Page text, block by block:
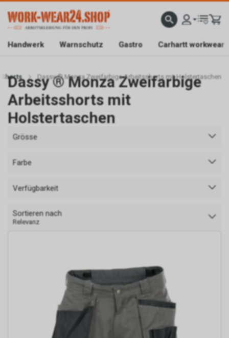
AB CHF 200.- FACHGESCHÄFT IN BAAR/ZG SICHER EINKAUFEN
Handwerk Warnschutz Gastro Carhartt workwear
Dassy ® Monza Zweifarbige Arbeitsshorts mit Holstertaschen
Dassy ® Monza Zweifarbige
Arbeitsshorts mit
Holstertaschen
Grösse
Farbe
Verfügbarkeit
Sortieren nach
Relevanz